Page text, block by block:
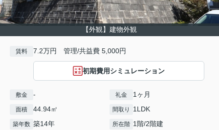
【外観】建物外観
賃料 7.2万円 管理/共益費 5,000円
初期費用シミュレーション
敷金 - 礼金 1ヶ月
面積 44.94㎡ 間取り 1LDK
築年数 築14年 所在階 1階/2階建